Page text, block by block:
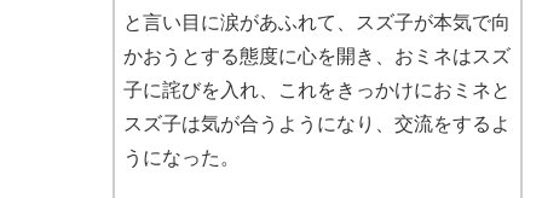
と言い目に涙があふれて、スズ子が本気で向
かおうとする態度に心を開き、おミネはスズ
子に詫びを入れ、これをきっかけにおミネと
スズ子は気が合うようになり、交流をするよ
うになった。